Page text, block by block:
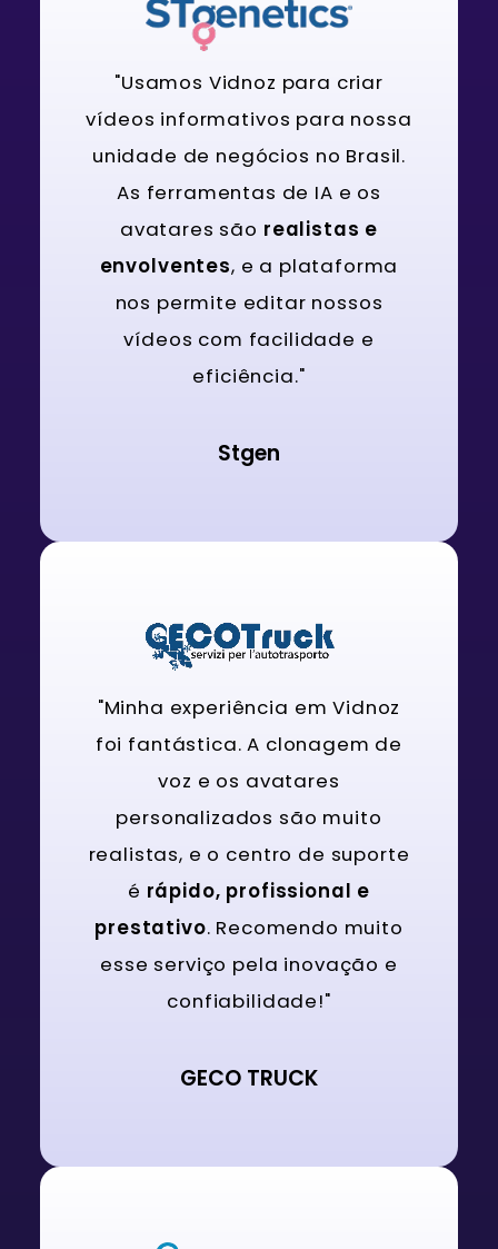
"Usamos Vidnoz para criar
vídeos informativos para nossa
unidade de negócios no Brasil.
As ferramentas de IA e os
avatares são realistas e
envolventes, e a plataforma
nos permite editar nossos
vídeos com facilidade e
eficiência."
Stgen
"Minha experiência em Vidnoz
foi fantástica. A clonagem de
voz e os avatares
personalizados são muito
realistas, e o centro de suporte
é rápido, profissional e
prestativo. Recomendo muito
esse serviço pela inovação e
confiabilidade!"
GECO TRUCK